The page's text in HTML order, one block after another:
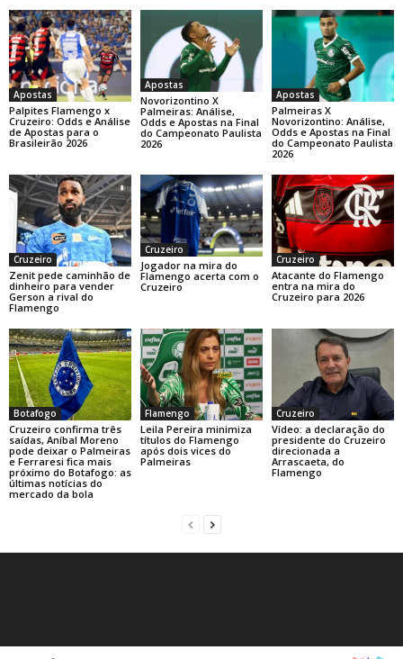
Apostas
Palpites Flamengo x
Cruzeiro: Odds e Análise
de Apostas para o
Brasileirão 2026
Apostas
Novorizontino X
Palmeiras: Análise,
Odds e Apostas na Final
do Campeonato Paulista
2026
Apostas
Palmeiras X
Novorizontino: Análise,
Odds e Apostas na Final
do Campeonato Paulista
2026
Cruzeiro
Zenit pede caminhão de
dinheiro para vender
Gerson a rival do
Flamengo
Cruzeiro
Jogador na mira do
Flamengo acerta com o
Cruzeiro
Cruzeiro
Atacante do Flamengo
entra na mira do
Cruzeiro para 2026
Botafogo
Cruzeiro confirma três
saídas, Aníbal Moreno
pode deixar o Palmeiras
e Ferraresi fica mais
próximo do Botafogo: as
últimas notícias do
mercado da bola
Flamengo
Leila Pereira minimiza
títulos do Flamengo
após dois vices do
Palmeiras
Cruzeiro
Vídeo: a declaração do
presidente do Cruzeiro
direcionada a
Arrascaeta, do
Flamengo